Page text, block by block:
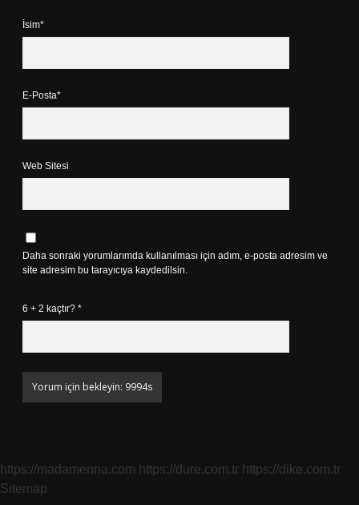
İsim*
E-Posta*
Web Sitesi
Daha sonraki yorumlarımda kullanılması için adım, e-posta adresim ve
site adresim bu tarayıcıya kaydedilsin.
6 + 2 kaçtır? *
https://madamenna.com https://dure.com.tr https://dike.com.tr
Sitemap